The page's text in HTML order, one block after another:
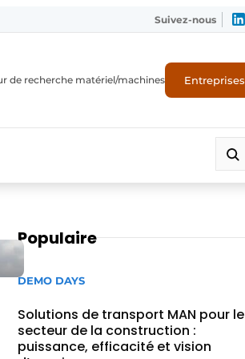
Suivez-nous
de recherche matériel/machines Entreprises
Populaire
DEMO DAYS
Solutions de transport MAN pour le
secteur de la construction :
puissance, efficacité et vision